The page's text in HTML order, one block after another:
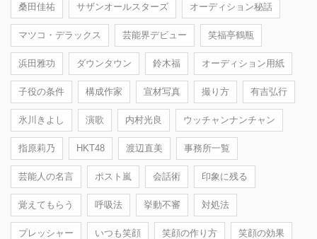
桑田佳祐 サザンオールスターズ オーディション秘話
マツコ・デラックス 芸能界デビュー 笑福亭鶴瓶
浜田雅功 ダウンタウン 鈴木福 オーディション用紙
子役の条件 構成作家 宣材写真 撮り方 有吉弘行
氷川きよし 演歌 内村光良 ウッチャンナンチャン
指原莉乃 HKT48 渡辺直美 事務所一覧
芸能人の名言 ポスト嵐 会話術 印象に残る
覚えてもらう 呼吸法 挙動不審 対処法
プレッシャー いつも笑顔 笑顔の作り方 笑顔の効果